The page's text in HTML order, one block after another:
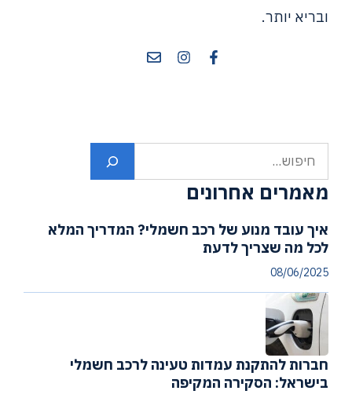
ובריא יותר.
חיפוש
מאמרים אחרונים
איך עובד מנוע של רכב חשמלי? המדריך המלא
לכל מה שצריך לדעת
08/06/2025
חברות להתקנת עמדות טעינה לרכב חשמלי
בישראל: הסקירה המקיפה